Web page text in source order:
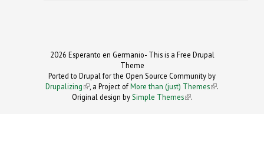
2026 Esperanto en Germanio- This is a Free Drupal
Theme
Ported to Drupal for the Open Source Community by
Drupalizing(link is external)
, a Project ofMore than (just) Themes (link is
.
Original design by Simple Themes
(link is
.